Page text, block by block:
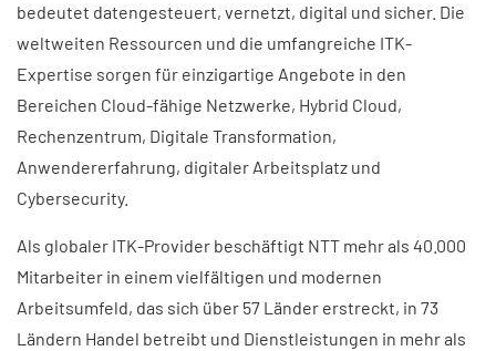
bedeutet datengesteuert, vernetzt, digital und sicher. Die
weltweiten Ressourcen und die umfangreiche ITK-
Expertise sorgen für einzigartige Angebote in den
Bereichen Cloud-fähige Netzwerke, Hybrid Cloud,
Rechenzentrum, Digitale Transformation,
Anwendererfahrung, digitaler Arbeitsplatz und
Cybersecurity.
Als globaler ITK-Provider beschäftigt NTT mehr als 40.000
Mitarbeiter in einem vielfältigen und modernen
Arbeitsumfeld, das sich über 57 Länder erstreckt, in 73
Ländern Handel betreibt und Dienstleistungen in mehr als